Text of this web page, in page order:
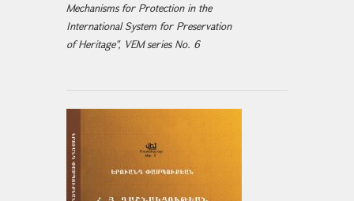
Mechanisms for Protection in the
International System for Preservation
of Heritage", VEM series No. 6